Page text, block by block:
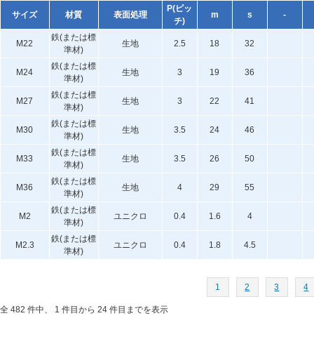
サイズ 材質 表面処理
P(ピッ
チ)
m s -
M22
鉄(または標
準材)
生地 2.5 18 32
M24
鉄(または標
準材)
生地 3 19 36
M27
鉄(または標
準材)
生地 3 22 41
M30
鉄(または標
準材)
生地 3.5 24 46
M33
鉄(または標
準材)
生地 3.5 26 50
M36
鉄(または標
準材)
生地 4 29 55
M2
鉄(または標
準材)
ユニクロ 0.4 1.6 4
M2.3
鉄(または標
準材)
ユニクロ 0.4 1.8 4.5
1 2 3 4
全 482 件中、 1 件目から 24 件目までを表示